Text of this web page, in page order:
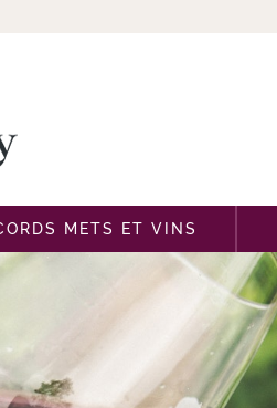
METS ET VINS